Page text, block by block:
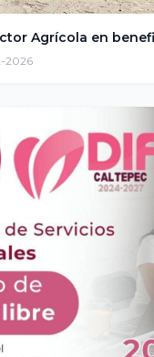
Agrícola en
2026